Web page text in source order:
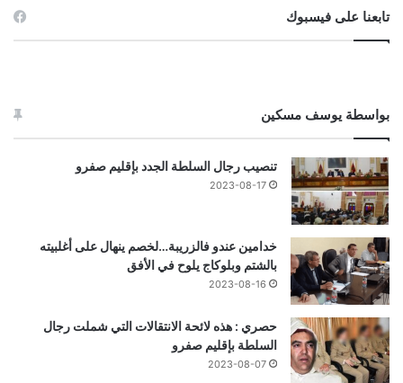
تابعنا على فيسبوك
بواسطة يوسف مسكين
تنصيب رجال السلطة الجدد بإقليم صفرو
2023-08-17
خدامين عندو فالزريبة…لخصم ينهال على أغلبيته
بالشتم وبلوكاج يلوح في الأفق
2023-08-16
حصري : هذه لائحة الانتقالات التي شملت رجال
السلطة بإقليم صفرو
2023-08-07